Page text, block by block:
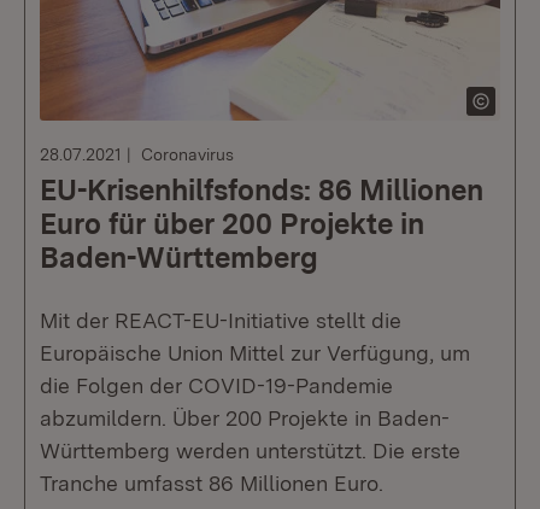
28.07.2021 Coronavirus
EU-Krisenhilfsfonds: 86 Millionen
Euro für über 200 Projekte in
Baden-Württemberg
Mit der REACT-EU-Initiative stellt die
Europäische Union Mittel zur Verfügung, um
die Folgen der COVID-19-Pandemie
abzumildern. Über 200 Projekte in Baden-
Württemberg werden unterstützt. Die erste
Tranche umfasst 86 Millionen Euro.